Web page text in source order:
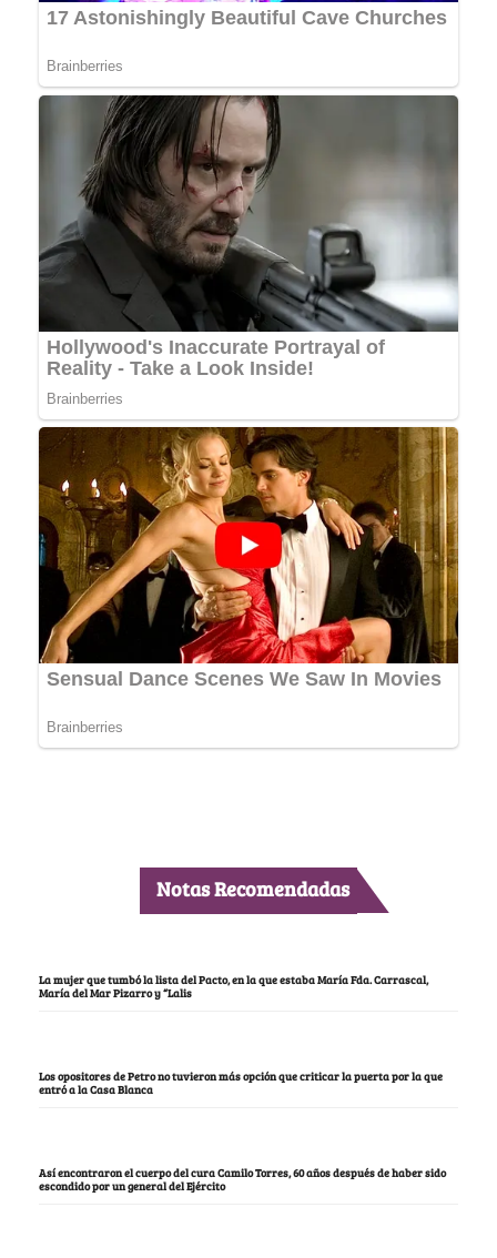
Notas Recomendadas
La mujer que tumbó la lista del Pacto, en la que estaba María Fda. Carrascal,
María del Mar Pizarro y “Lalis
Los opositores de Petro no tuvieron más opción que criticar la puerta por la que
entró a la Casa Blanca
Así encontraron el cuerpo del cura Camilo Torres, 60 años después de haber sido
escondido por un general del Ejército